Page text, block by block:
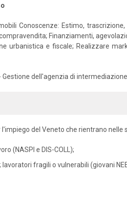
Conoscenze: Estimo,
Finanziamenti,
urbanistica e fiscale; Realizzare
Gestione dell'agenzia di
del Veneto che rientrano nelle
(NASPI e DIS-COLL);
fragili o vulnerabili (giovani